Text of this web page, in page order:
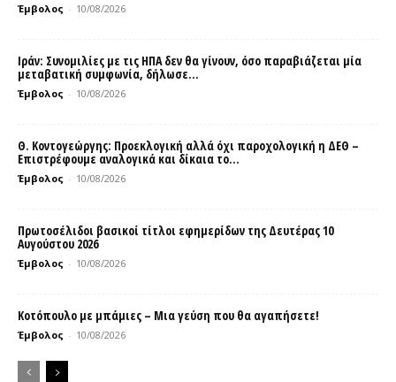
Έμβολος - 10/08/2026
Ιράν: Συνομιλίες με τις ΗΠΑ δεν θα γίνουν, όσο παραβιάζεται μία
μεταβατική συμφωνία, δήλωσε...
Έμβολος - 10/08/2026
Θ. Κοντογεώργης: Προεκλογική αλλά όχι παροχολογική η ΔΕΘ –
Επιστρέφουμε αναλογικά και δίκαια το...
Έμβολος - 10/08/2026
Πρωτοσέλιδοι βασικοί τίτλοι εφημερίδων της Δευτέρας 10
Αυγούστου 2026
Έμβολος - 10/08/2026
Κοτόπουλο με μπάμιες – Μια γεύση που θα αγαπήσετε!
Έμβολος - 10/08/2026